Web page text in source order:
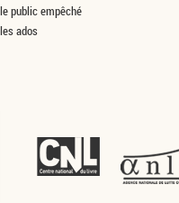
public empêché
ados